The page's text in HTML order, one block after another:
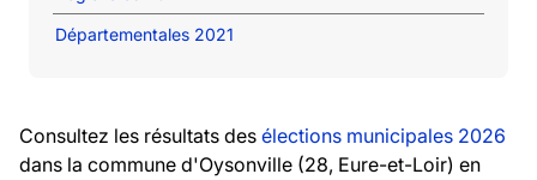
Départementales 2021
Consultez les résultats des élections municipales 2026
dans la commune d'Oysonville (28, Eure-et-Loir) en